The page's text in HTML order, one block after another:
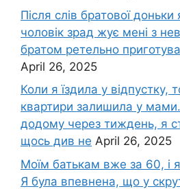
Після слів братової
чоловік зpад жує мені з
братом ретельно
April 26, 2025
Коли я їздила у відпустку,
квартири залишила у
додому через тиждень, я
щось див не April 26, 2025
Моїм батькам вже за 60, і
Я була впевнена, що у